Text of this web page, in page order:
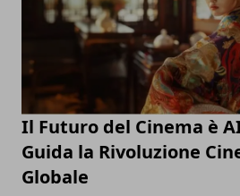
Il Futuro del Cinema è
Guida la Rivoluzione
Globale